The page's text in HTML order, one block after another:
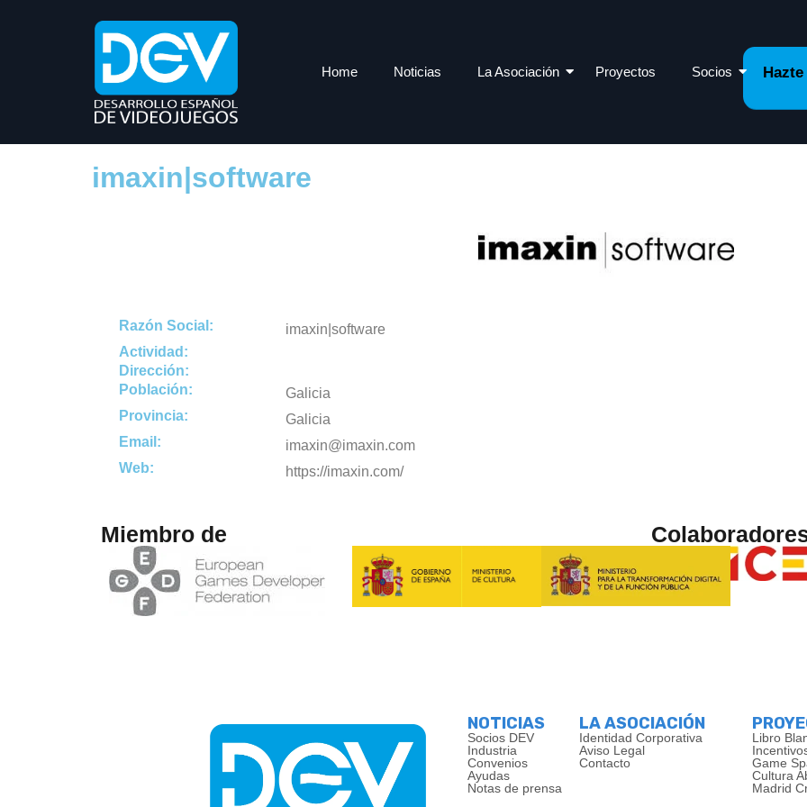
Home Noticias La Asociación Proyectos Socios
imaxin|software
Razón Social:
imaxin|software
Actividad:
Dirección:
Población:
Galicia
Provincia:
Galicia
Email:
imaxin@imaxin.com
Web:
https://imaxin.com/
Miembro de
NOTICIAS
Socios DEV
Industria
Convenios
Ayudas
Notas de prensa
LA ASOCIACIÓN
Identidad Corporativa
Aviso Legal
Contacto
Libro
Game
Cultura
Madrid